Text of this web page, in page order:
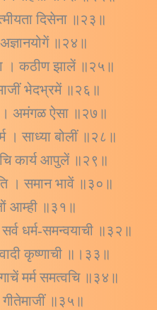
दिसेना ॥२३॥
अज्ञानयोगें ॥२४॥
। कठीण झालें ॥२५॥
भेदभ्रमें ॥२६॥
। अमंगळ ऐसा ॥२७॥
। साध्या बोलीं ॥२८॥
कार्य आपुलें ॥२९॥
। समान भावें ॥३०॥
आम्ही ॥३१॥
धर्म-समन्वयाची ॥३२॥
कृष्णाची ॥।३३॥
मर्म समत्वचि ॥३४॥
गीतेमाजीं ॥३५॥